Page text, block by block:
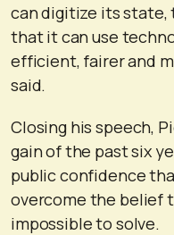
can digitize its state,
that it can use
efficient, fairer and
said.
Closing his speech,
gain of the past six
public confidence
overcome the belief
impossible to solve.